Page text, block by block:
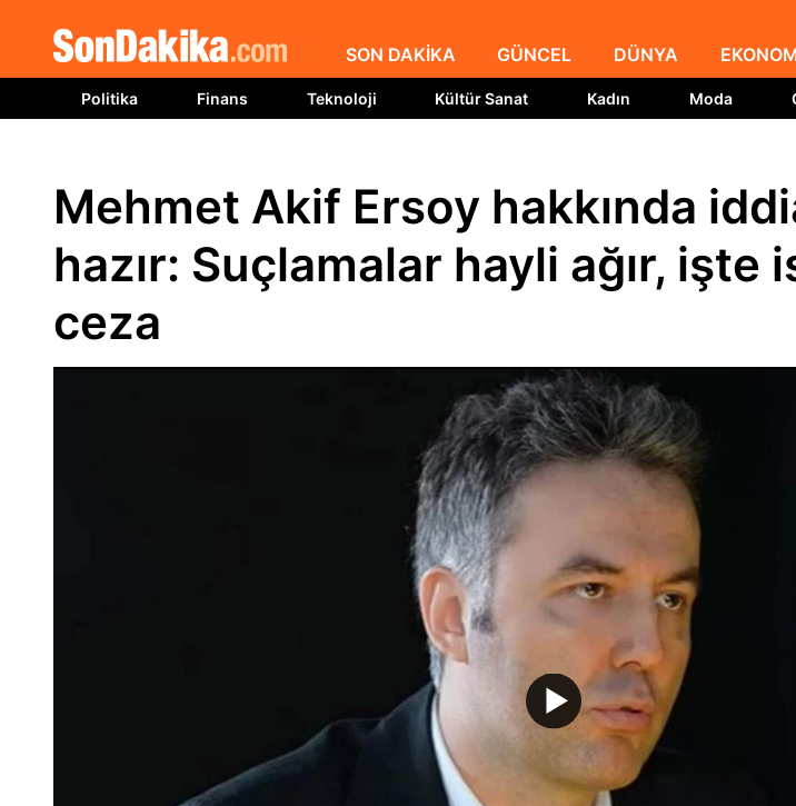
SON DAKİKA GÜNCEL DÜNYA
Politika Finans Teknoloji Kültür Sanat Kadın Moda
Mehmet Akif Ersoy hakkında
hazır: Suçlamalar hayli ağır, işte
ceza